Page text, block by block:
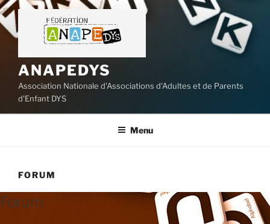
Aller
au
contenu
ANAPEDYS
Association Nationale d'Associations d'Adultes et de Parents
d'Enfant DYS
Menu
FORUM
Forum